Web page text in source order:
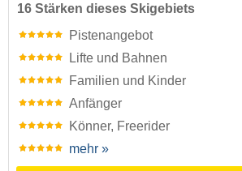
16 Stärken dieses Skigebiets
Pistenangebot
Lifte und Bahnen
Familien und Kinder
Anfänger
Könner, Freerider
mehr »